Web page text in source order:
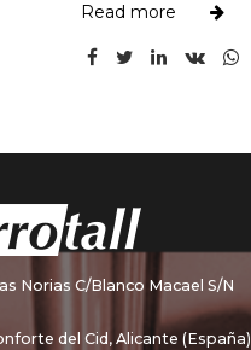
Read more
Norias C/Blanco Macael S/N
del Cid, Alicante (España)